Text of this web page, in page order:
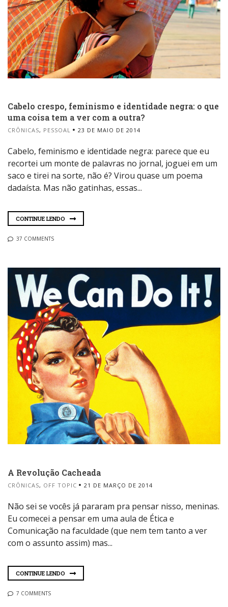
Cabelo crespo, feminismo e identidade negra: o que
uma coisa tem a ver com a outra?
CRÔNICAS, PESSOAL 23 DE MAIO DE 2014
Cabelo, feminismo e identidade negra: parece que eu
recortei um monte de palavras no jornal, joguei em um
saco e tirei na sorte, não é? Virou quase um poema
dadaísta. Mas não gatinhas, essas...
CONTINUE LENDO
37 COMMENTS
A Revolução Cacheada
CRÔNICAS, OFF TOPIC 21 DE MARÇO DE 2014
Não sei se vocês já pararam pra pensar nisso, meninas.
Eu comecei a pensar em uma aula de Ética e
Comunicação na faculdade (que nem tem tanto a ver
com o assunto assim) mas...
CONTINUE LENDO
7 COMMENTS